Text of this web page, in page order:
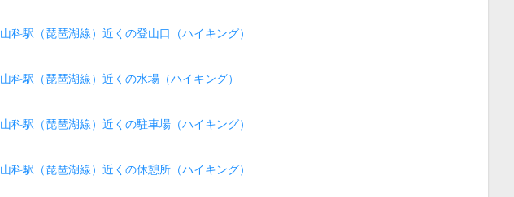
山科駅（琵琶湖線）近くの登山口（ハイキング）
山科駅（琵琶湖線）近くの水場（ハイキング）
山科駅（琵琶湖線）近くの駐車場（ハイキング）
山科駅（琵琶湖線）近くの休憩所（ハイキング）